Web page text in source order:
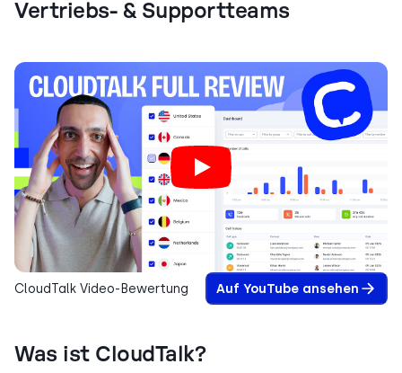
Vertriebs- & Supportteams
CloudTalk Video-Bewertung Auf YouTube ansehen
Was ist CloudTalk?